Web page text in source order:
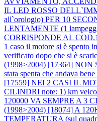
IL LED ROSSO
all`orologio) PER 10
LENTAMENTE (1
CORRISPONDE AL
1 caso il motore si è spento
verificato dopo che si è
(1998>2004) [17364]
stata spenta che andava bene
[17559] NEI 2 CASI IL
CILINDRI note: 1) km
120000 VA SEMPRE A 3
(1998>2004) [18074] A
TEMPERATURA (sul